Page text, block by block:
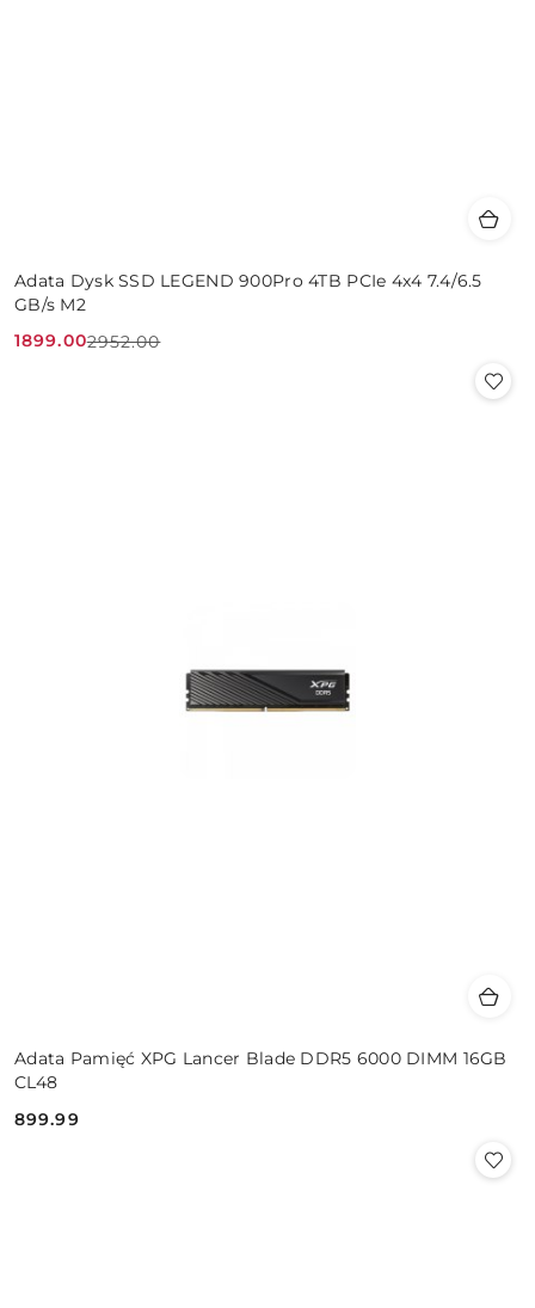
Adata Dysk SSD LEGEND 900Pro 4TB PCIe 4x4 7.4/6.5
GB/s M2
Cena
1899.00
Cena
2952.00
Adata Pamięć XPG Lancer Blade DDR5 6000 DIMM 16GB
CL48
Cena:
899.99